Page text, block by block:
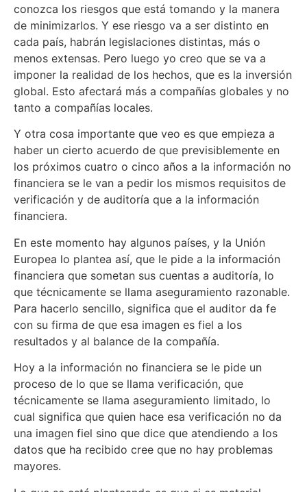
conozca los riesgos que está tomando y la manera
de minimizarlos. Y ese riesgo va a ser distinto en
cada país, habrán legislaciones distintas, más o
menos extensas. Pero luego yo creo que se va a
imponer la realidad de los hechos, que es la inversión
global. Esto afectará más a compañías globales y no
tanto a compañías locales.
Y otra cosa importante que veo es que empieza a
haber un cierto acuerdo de que previsiblemente en
los próximos cuatro o cinco años a la información no
financiera se le van a pedir los mismos requisitos de
verificación y de auditoría que a la información
financiera.
En este momento hay algunos países, y la Unión
Europea lo plantea así, que le pide a la información
financiera que sometan sus cuentas a auditoría, lo
que técnicamente se llama aseguramiento razonable.
Para hacerlo sencillo, significa que el auditor da fe
con su firma de que esa imagen es fiel a los
resultados y al balance de la compañía.
Hoy a la información no financiera se le pide un
proceso de lo que se llama verificación, que
técnicamente se llama aseguramiento limitado, lo
cual significa que quien hace esa verificación no da
una imagen fiel sino que dice que atendiendo a los
datos que ha recibido cree que no hay problemas
mayores.